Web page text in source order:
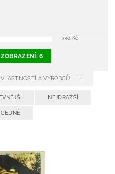
340 Kč
ZOBRAZENÍ:6
A VÝROBCŮ
NEJDRAŽŠÍ